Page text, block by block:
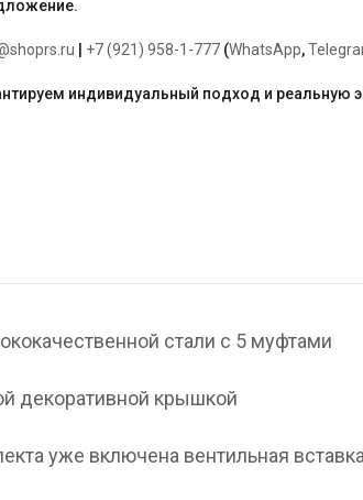
+7 (921) 958-1-777 (WhatsApp,
индивидуальный подход и реальную
стали с 5 муфтами
декоративной крышкой
уже включена вентильная